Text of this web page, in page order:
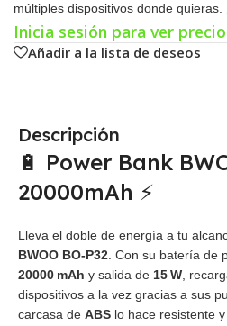
múltiples dispositivos donde quieras.
Inicia sesión para ver
Añadir a la lista de deseos
Descripción
🔋 Power Bank
20000mAh ⚡
Lleva el doble de energía a tu
BWOO BO‑P32. Con su batería de
20000 mAh y salida de 15 W,
dispositivos a la vez gracias a sus
carcasa de ABS lo hace resistente